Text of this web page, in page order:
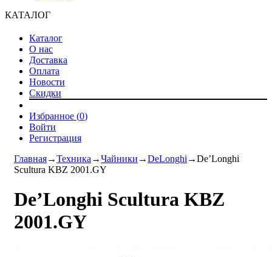
КАТАЛОГ
Каталог
О нас
Доставка
Оплата
Новости
Скидки
Избранное (0)
Войти
Регистрация
Главная→Техника →Чайники →DeLonghi →De’Longhi
Scultura KBZ 2001.GY
De’Longhi Scultura KBZ
2001.GY